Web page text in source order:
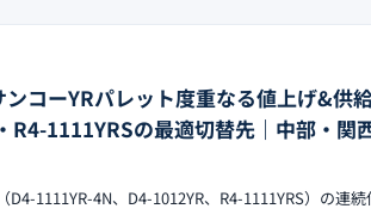
ンコーYRパレット度重なる値上げ&供
R4-1111YRSの最適切替先｜中部・
D4-1111YR-4N、D4-1012YR、R4-1111YRS）の連